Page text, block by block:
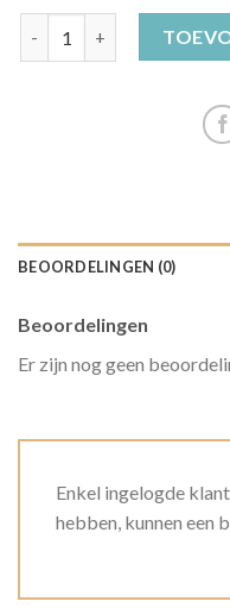
muts voor mannen aantal
BEOORDELINGEN (0)
Beoordelingen
Er zijn nog geen
Enkel ingelogde
hebben, kunnen een